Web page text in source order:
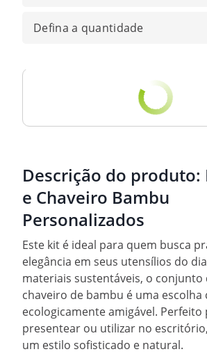
Defina a quantidade
Descrição do produto:
e Chaveiro Bambu
Personalizados
Este kit é ideal para quem busca
elegância em seus utensílios do
materiais sustentáveis, o conjunto
chaveiro de bambu é uma escolha
ecologicamente amigável. Perfeito
presentear ou utilizar no
um estilo sofisticado e natural.